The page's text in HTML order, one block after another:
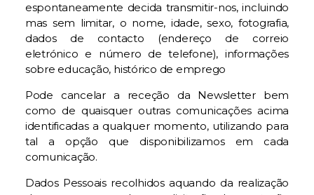
espontaneamente decida transmitir-nos, incluindo
mas sem limitar, o nome, idade, sexo, fotografia,
dados de contacto (endereço de correio
eletrónico e número de telefone), informações
sobre educação, histórico de emprego
Pode cancelar a receção da Newsletter bem
como de quaisquer outras comunicações acima
identificadas a qualquer momento, utilizando para
tal a opção que disponibilizamos em cada
comunicação.
Dados Pessoais recolhidos aquando da realização